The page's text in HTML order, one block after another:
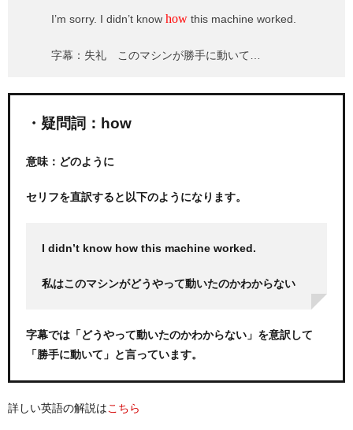
I’m sorry. I didn’t know how this machine worked.
字幕：失礼 このマシンが勝手に動いて…
・疑問詞：how
意味：どのように
セリフを直訳すると以下のようになります。
I didn’t know how this machine worked.
私はこのマシンがどうやって動いたのかわからない
字幕では「どうやって動いたのかわからない」を意訳して
「勝手に動いて」と言っています。
詳しい英語の解説はこちら